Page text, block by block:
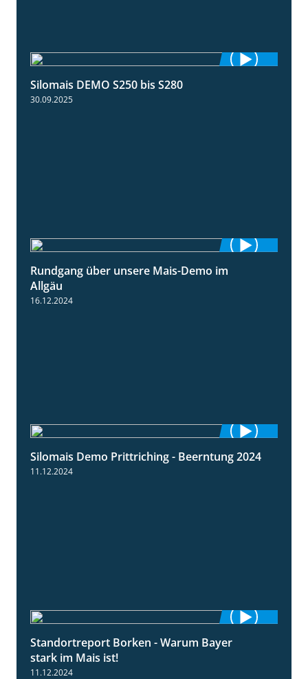
Silomais DEMO S250 bis S280
30.09.2025
Rundgang über unsere Mais-Demo im
Allgäu
16.12.2024
12:28
Silomais Demo Prittriching - Beerntung 2024
11.12.2024
Standortreport Borken - Warum Bayer
stark im Mais ist!
11.12.2024